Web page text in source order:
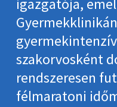
szakorvosként
rendszeresen
félmaratoni